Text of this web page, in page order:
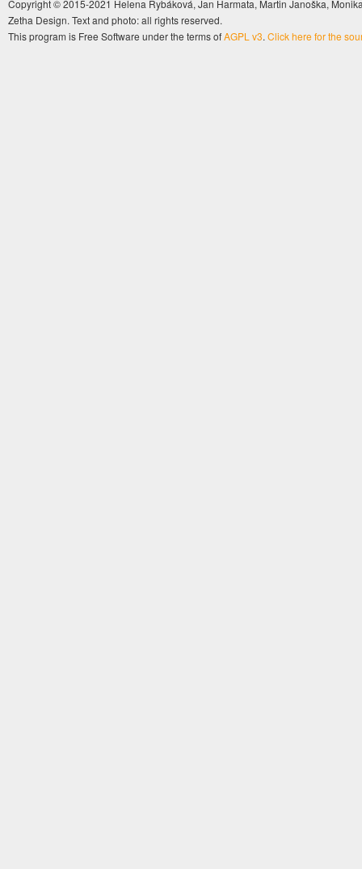
Copyright © 2015-2021 Helena Rybáková, Jan Harmata, Martin Janoška,
Zetha Design. Text and photo: all rights reserved.
This program is Free Software under the terms ofAGPL v3. Click here for the